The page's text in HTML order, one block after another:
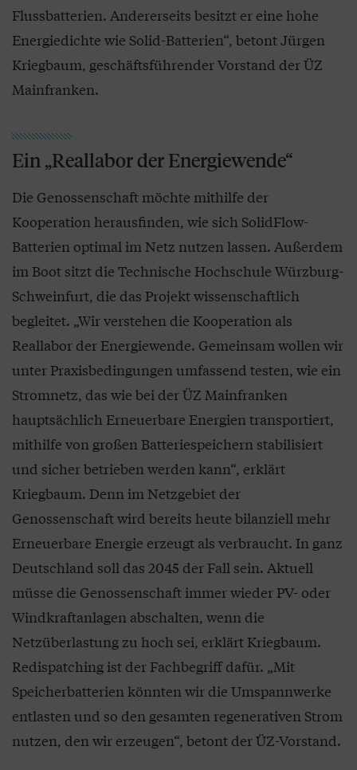
Flussbatterien. Andererseits besitzt er eine hohe
Energiedichte wie Solid-Batterien“, betont Jürgen
Kriegbaum, geschäftsführender Vorstand der ÜZ
Mainfranken.
Ein „Reallabor der Energiewende“
Die Genossenschaft möchte mithilfe der
Kooperation herausfinden, wie sich SolidFlow-
Batterien optimal im Netz nutzen lassen. Außerdem
im Boot sitzt die Technische Hochschule Würzburg-
Schweinfurt, die das Projekt wissenschaftlich
begleitet. „Wir verstehen die Kooperation als
Reallabor der Energiewende. Gemeinsam wollen wir
unter Praxisbedingungen umfassend testen, wie ein
Stromnetz, das wie bei der ÜZ Mainfranken
hauptsächlich Erneuerbare Energien transportiert,
mithilfe von großen Batteriespeichern stabilisiert
und sicher betrieben werden kann“, erklärt
Kriegbaum. Denn im Netzgebiet der
Genossenschaft wird bereits heute bilanziell mehr
Erneuerbare Energie erzeugt als verbraucht. In ganz
Deutschland soll das 2045 der Fall sein. Aktuell
müsse die Genossenschaft immer wieder PV- oder
Windkraftanlagen abschalten, wenn die
Netzüberlastung zu hoch sei, erklärt Kriegbaum.
Redispatching ist der Fachbegriff dafür. „Mit
Speicherbatterien könnten wir die Umspannwerke
entlasten und so den gesamten regenerativen Strom
nutzen, den wir erzeugen“, betont der ÜZ-Vorstand.